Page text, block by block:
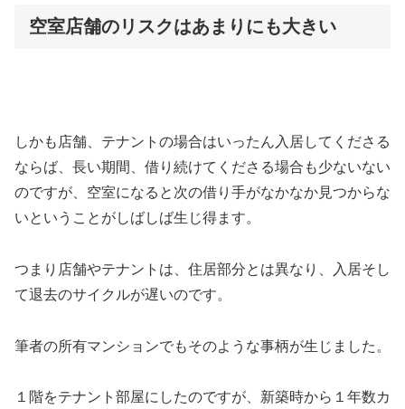
空室店舗のリスクはあまりにも大きい
しかも店舗、テナントの場合はいったん入居してくださる
ならば、長い期間、借り続けてくださる場合も少ないない
のですが、空室になると次の借り手がなかなか見つからな
いということがしばしば生じ得ます。
つまり店舗やテナントは、住居部分とは異なり、入居そし
て退去のサイクルが遅いのです。
筆者の所有マンションでもそのような事柄が生じました。
１階をテナント部屋にしたのですが、新築時から１年数カ